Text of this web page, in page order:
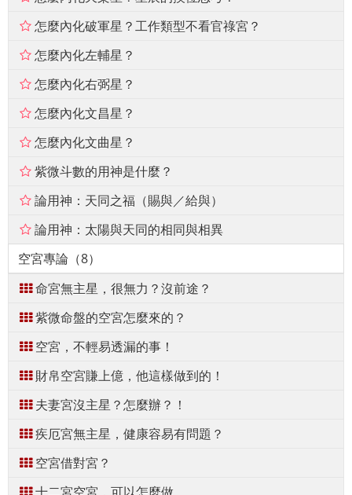
怎麼內化破軍星？工作類型不看官祿宮？
怎麼內化左輔星？
怎麼內化右弼星？
怎麼內化文昌星？
怎麼內化文曲星？
紫微斗數的用神是什麼？
論用神：天同之福（賜與／給與）
論用神：太陽與天同的相同與相異
空宮專論（8）
命宮無主星，很無力？沒前途？
紫微命盤的空宮怎麼來的？
空宮，不輕易透漏的事！
財帛空宮賺上億，他這樣做到的！
夫妻宮沒主星？怎麼辦？！
疾厄宮無主星，健康容易有問題？
空宮借對宮？